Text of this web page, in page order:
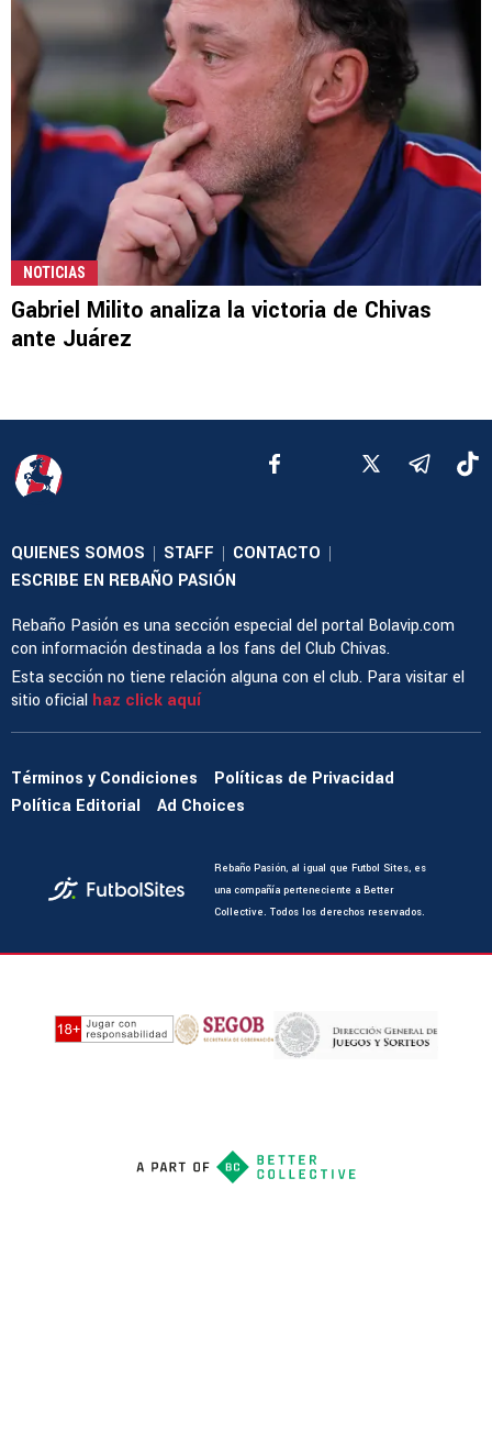
NOTICIAS
Gabriel Milito analiza la victoria de Chivas
ante Juárez
QUIENES SOMOS | STAFF | CONTACTO |
ESCRIBE EN REBAÑO PASIÓN
Rebaño Pasión es una sección especial del portal Bolavip.com
con información destinada a los fans del Club Chivas.
Esta sección no tiene relación alguna con el club. Para visitar el
sitio oficial haz click aquí
Términos y Condiciones
Políticas de Privacidad
Política Editorial
Ad Choices
Rebaño Pasión, al igual que Futbol Sites, es
una compañía perteneciente a Better
Collective. Todos los derechos reservados.